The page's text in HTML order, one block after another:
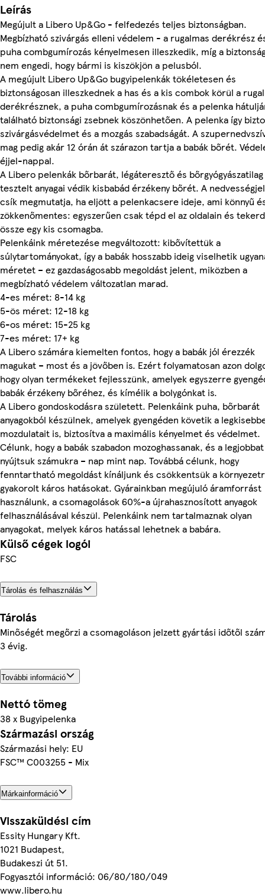
Leírás
Megújult a Libero Up&Go - felfedezés teljes biztonságban.
Megbízható szivárgás elleni védelem - a rugalmas derékrész
puha combgumírozás kényelmesen illeszkedik, míg a
nem engedi, hogy bármi is kiszökjön a pelusból.
A megújult Libero Up&Go bugyipelenkák tökéletesen és
biztonságosan illeszkednek a has és a kis combok körül a
derékrésznek, a puha combgumírozásnak és a pelenka
található biztonsági zsebnek köszönhetően. A pelenka így
szivárgásvédelmet és a mozgás szabadságát. A
mag pedig akár 12 órán át szárazon tartja a babák bőrét.
éjjel-nappal.
A Libero pelenkák bőrbarát, légáteresztő és bőrgyógyászatilag
tesztelt anyagai védik kisbabád érzékeny bőrét. A
csík megmutatja, ha eljött a pelenkacsere ideje, ami könnyű
zökkenőmentes: egyszerűen csak tépd el az oldalain és tekerd
össze egy kis csomagba.
Pelenkáink méretezése megváltozott: kibővítettük a
súlytartományokat, így a babák hosszabb ideig viselhetik
méretet – ez gazdaságosabb megoldást jelent, miközben a
megbízható védelem változatlan marad.
4-es méret: 8-14 kg
5-ös méret: 12-18 kg
6-os méret: 15-25 kg
7-es méret: 17+ kg
A Libero számára kiemelten fontos, hogy a babák jól érezzék
magukat – most és a jövőben is. Ezért folyamatosan azon
hogy olyan termékeket fejlesszünk, amelyek egyszerre
babák érzékeny bőréhez, és kímélik a bolygónkat is.
A Libero gondoskodásra született. Pelenkáink puha, bőrbarát
anyagokból készülnek, amelyek gyengéden követik a
mozdulatait is, biztosítva a maximális kényelmet és védelmet.
Célunk, hogy a babák szabadon mozoghassanak, és a legjobbat
nyújtsuk számukra – nap mint nap. Továbbá célunk, hogy
fenntartható megoldást kínáljunk és csökkentsük a
gyakorolt káros hatásokat. Gyárainkban megújuló áramforrást
használunk, a csomagolások 60%-a újrahasznosított anyagok
felhasználásával készül. Pelenkáink nem tartalmaznak olyan
anyagokat, melyek káros hatással lehetnek a babára.
Külső cégek logói
FSC
Tárolás és felhasználás
Tárolás
Minőségét megőrzi a csomagoláson jelzett gyártási időtől
3 évig.
További információ
Nettó tömeg
38 x Bugyipelenka
Származási ország
Származási hely: EU
FSC™ C003255 - Mix
Márkainformáció
Visszaküldési cím
Essity Hungary Kft.
1021 Budapest,
Budakeszi út 51.
Fogyasztói információ: 06/80/180/049
www.libero.hu